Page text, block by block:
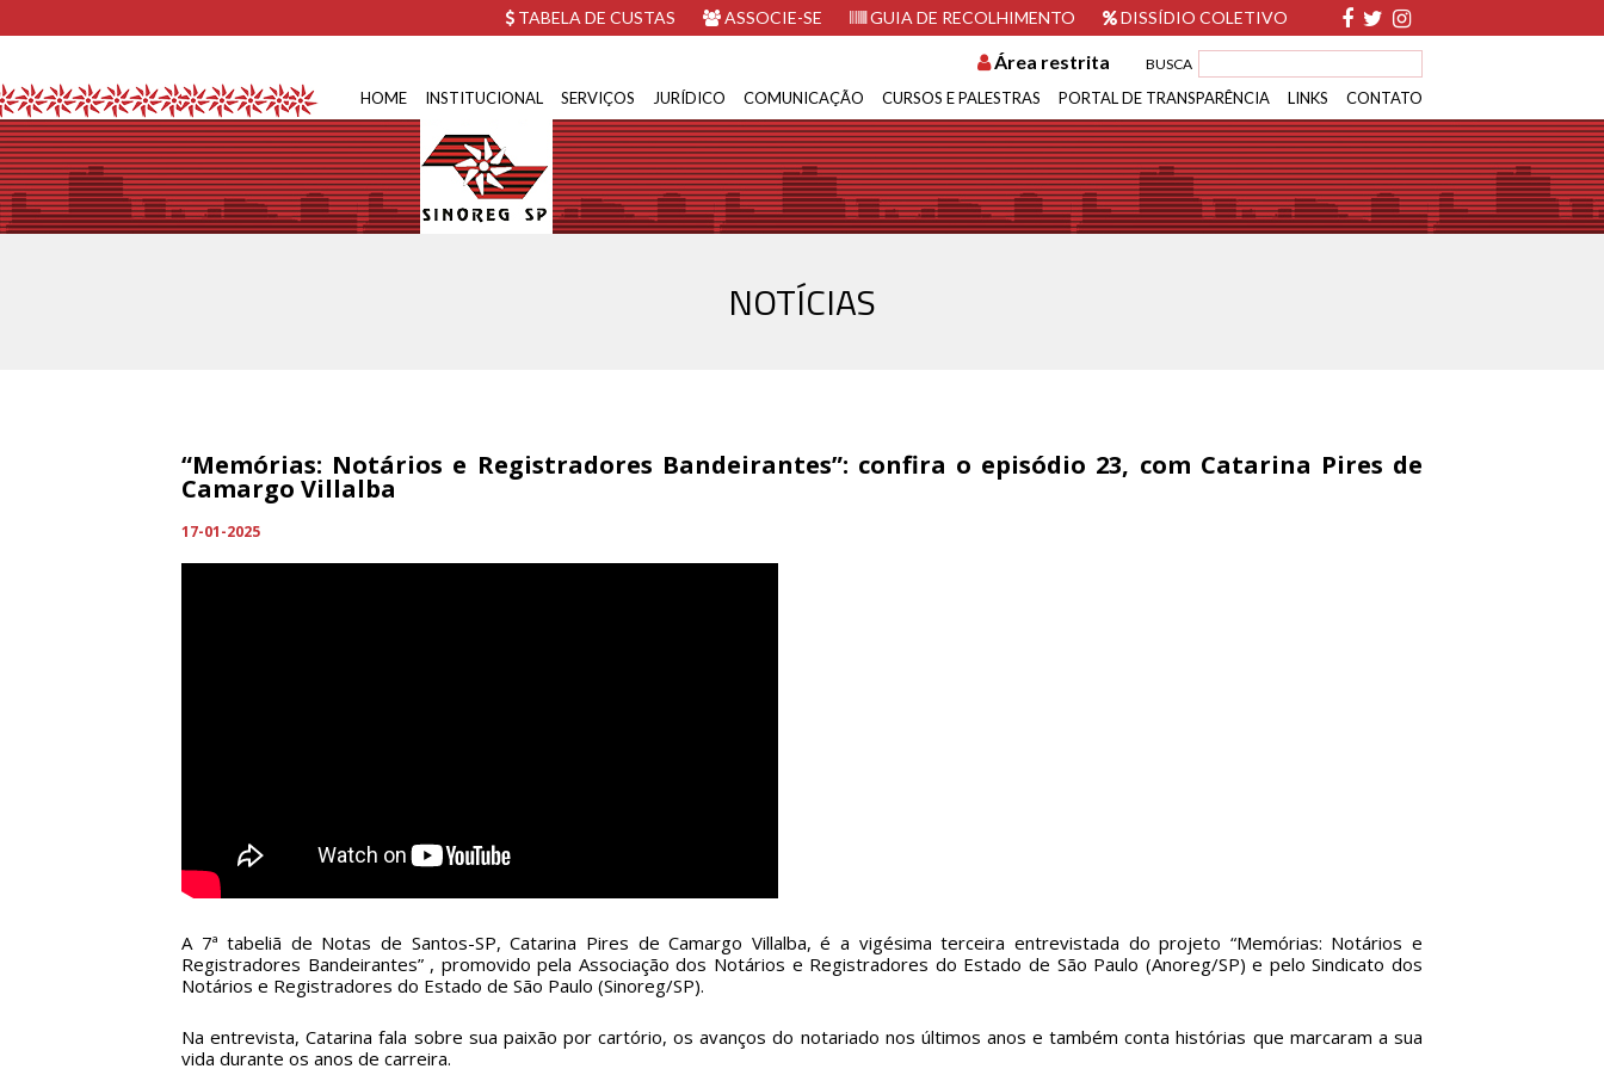
TABELA DE CUSTAS ASSOCIE-SE GUIA DE RECOLHIMENTO DISSÍDIO COLETIVO
BUSCA
Área restrita
HOME INSTITUCIONAL SERVIÇOS JURÍDICO COMUNICAÇÃO CURSOS E PALESTRAS PORTAL DE TRANSPARÊNCIA LINKS CONTATO
NOTÍCIAS
“Memórias: Notários e Registradores Bandeirantes”: confira o episódio 23, com Catarina Pires de
Camargo Villalba
17-01-2025
A 7ª tabeliã de Notas de Santos-SP, Catarina Pires de Camargo Villalba, é a vigésima terceira entrevistada do projeto “Memórias: Notários e
Registradores Bandeirantes” , promovido pela Associação dos Notários e Registradores do Estado de São Paulo (Anoreg/SP) e pelo Sindicato dos
Notários e Registradores do Estado de São Paulo (Sinoreg/SP).
Na entrevista, Catarina fala sobre sua paixão por cartório, os avanços do notariado nos últimos anos e também conta histórias que marcaram a sua
vida durante os anos de carreira.